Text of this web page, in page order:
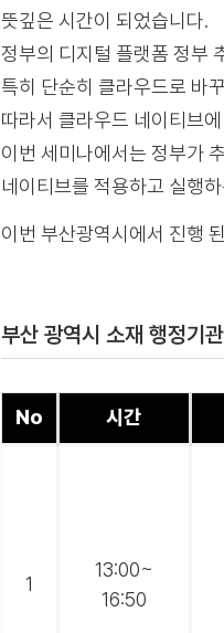
뜻깊은 시간이 되었습니다.
정부의 디지털 플랫폼 정부
특히 단순히 클라우드로 바
따라서 클라우드 네이티브
이번 세미나에서는 정부가
네이티브를 적용하고 실행
이번 부산광역시에서 진행
부산 광역시 소재 행정기
No 시간
1
13:00~
16:50